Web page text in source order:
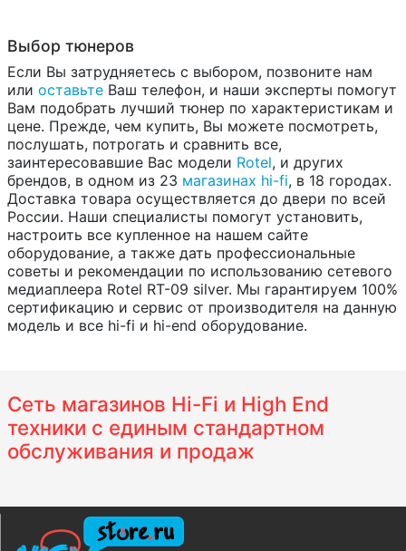
Выбор тюнеров
Если Вы затрудняетесь с выбором, позвоните нам
или оставьте Ваш телефон, и наши эксперты помогут
Вам подобрать лучший тюнер по характеристикам и
цене. Прежде, чем купить, Вы можете посмотреть,
послушать, потрогать и сравнить все,
заинтересовавшие Вас модели Rotel, и других
брендов, в одном из 23 магазинах hi-fi, в 18 городах.
Доставка товара осуществляется до двери по всей
России. Наши специалисты помогут установить,
настроить все купленное на нашем сайте
оборудование, а также дать профессиональные
советы и рекомендации по использованию сетевого
медиаплеера Rotel RT-09 silver. Мы гарантируем 100%
сертификацию и сервис от производителя на данную
модель и все hi-fi и hi-end оборудование.
Сеть магазинов Hi-Fi и High End
техники с единым стандартном
обслуживания и продаж